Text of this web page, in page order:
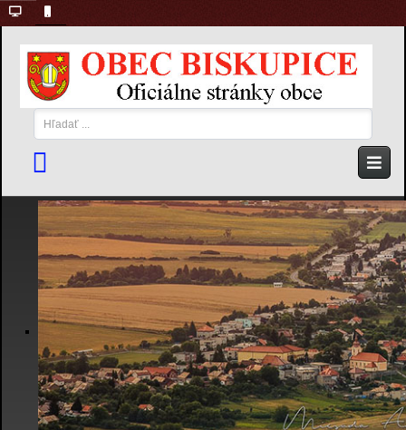
Hľadať
...